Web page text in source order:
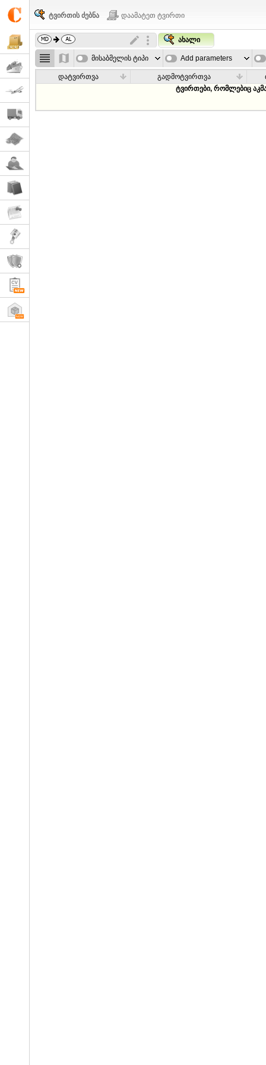
ტვირთის ძებნა დაამატეთ ტვირთი
ახალი
მისაბმელის ტიპი Add parameters
დატვირთვა გადმოტვირთვა
ტვირთები, რომლებიც